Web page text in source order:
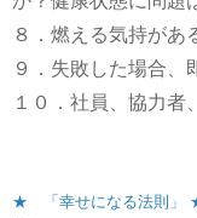
８．燃える気持があ
９．失敗した場合、
１０．社員、協力者
★ 「幸せになる法則」